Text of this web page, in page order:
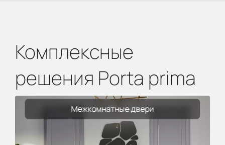
Комплексные
решения Porta prima
Межкомнатные двери